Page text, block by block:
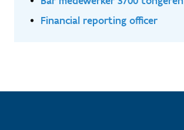
Financial reporting officer